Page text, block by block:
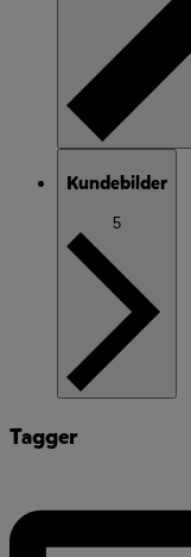
Kundebilder
5
Tagger